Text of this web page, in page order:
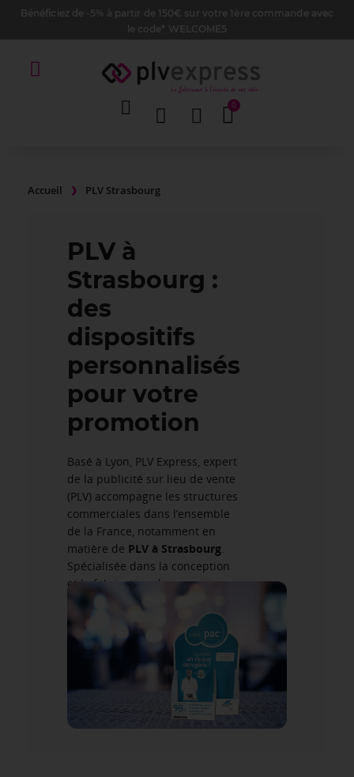
Bénéficiez de -5% à partir de 150€ sur votre 1ère commande avec
le code* WELCOME5
Accueil PLV Strasbourg
PLV à
Strasbourg :
des
dispositifs
personnalisés
pour votre
promotion
Basé à Lyon, PLV Express, expert
de la publicité sur lieu de vente
(PLV) accompagne les structures
commerciales dans l’ensemble
de la France, notamment en
matière de PLV à Strasbourg.
Spécialisée dans la conception
et la fabrication de supports,
notre entreprise offre des
prestations pour répondre à vos
problématiques.